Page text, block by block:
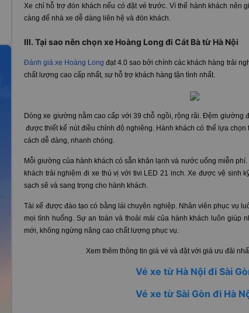
Xe chỉ hỗ trợ đón khách nếu có đặt vé trước. Vì thế hành khách nên
càng để nhà xe dễ dàng liên hệ và đón khách.
III. Tại sao nên chọn xe Hoàng Long đi Cát Bà từ Hà Nội
Đánh giá xe Hoàng Long đạt 4.0 sao bởi chính các khách hàng trải
chất lượng cao cấp nhất, sự hỗ trợ khách hàng tận tình nhất.
Dòng xe giường nằm cao cấp với 39 chỗ ngồi, rộng rãi. Đệm giường
được thiết kế nút điều chỉnh độ nghiêng. Hành khách có thể lựa
cách dễ dàng, nhanh chóng.
Mỗi giường của hành khách có sẵn khăn lạnh và nước uống miễn
khách trải nghiệm đi xe thú vị với tivi LED 21 inch. Xe được vệ sinh
sạch sẽ và sang trọng cho hành khách.
Tài xế được đào tạo có bằng lái chuyên nghiệp. Nhân viên phục vụ
mọi tình huống. Sự an toàn và thoải mái của hành khách luôn giúp
mới, không ngừng nâng cao chất lượng phục vụ.
Xem thêm thông tin giá vé và đặt với giá ưu đãi
Vé xe từ Hà Nội đi Sài
Vé xe từ Sài Gòn đi Hà